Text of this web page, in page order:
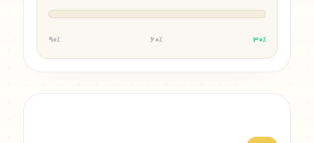
۳۰٪ ۶۰٪ ۹۰٪